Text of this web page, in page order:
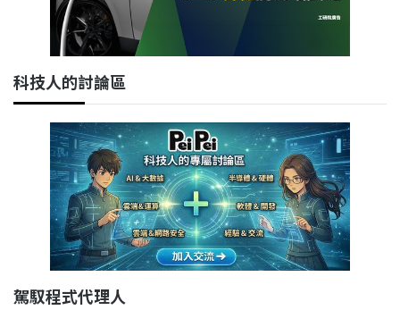
科技人的討論區
駕馭程式代理人